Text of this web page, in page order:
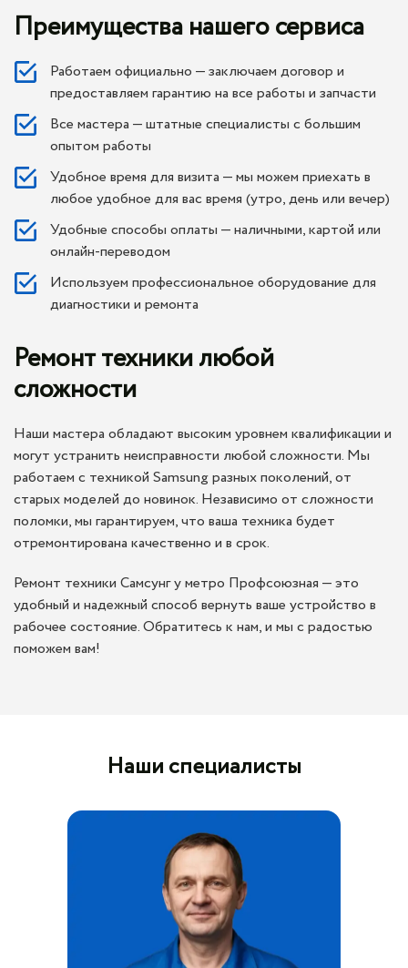
Преимущества нашего сервиса
Работаем официально — заключаем договор и
предоставляем гарантию на все работы и запчасти
Все мастера — штатные специалисты с большим
опытом работы
Удобное время для визита — мы можем приехать в
любое удобное для вас время (утро, день или вечер)
Удобные способы оплаты — наличными, картой или
онлайн-переводом
Используем профессиональное оборудование для
диагностики и ремонта
Ремонт техники любой
сложности
Наши мастера обладают высоким уровнем квалификации и
могут устранить неисправности любой сложности. Мы
работаем с техникой Samsung разных поколений, от
старых моделей до новинок. Независимо от сложности
поломки, мы гарантируем, что ваша техника будет
отремонтирована качественно и в срок.
Ремонт техники Самсунг у метро Профсоюзная — это
удобный и надежный способ вернуть ваше устройство в
рабочее состояние. Обратитесь к нам, и мы с радостью
поможем вам!
Наши специалисты